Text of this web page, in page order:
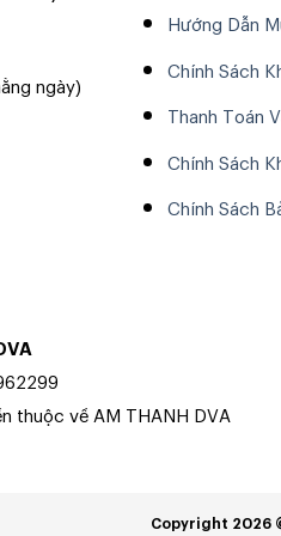
ngày)
Hướng Dẫn
Chính Sách
Thanh Toán
Chính Sách
Chính Sách
thuộc về AM THANH DVA
Copyright 2026